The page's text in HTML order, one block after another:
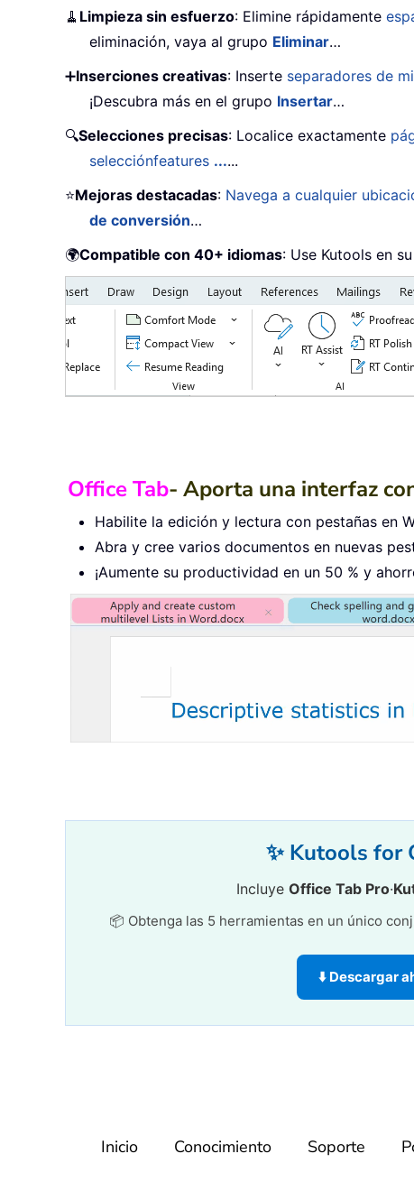
🧹 Limpieza sin esfuerzo: Elimine rápidamente
eliminación, vaya al grupo Eliminar…
➕Inserciones creativas: Inserte separadores de
¡Descubra más en el grupo Insertar…
🔍Selecciones precisas: Localice exactamente
selecciónfeatures ......
⭐Mejoras destacadas: Navega a cualquier
de conversión…
🌍Compatible con 40+ idiomas: Use Kutools en
Office Tab- Aporta una interfaz
Habilite la edición y lectura con pestañas en
Abra y cree varios documentos en nuevas
¡Aumente su productividad en un 50 % y
✨ Kutools for
Incluye Office Tab Pro·
📦 Obtenga las 5 herramientas en un único
⬇️ Descargar
Inicio Conocimiento Soporte